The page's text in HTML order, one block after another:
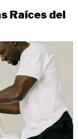
Raíces del